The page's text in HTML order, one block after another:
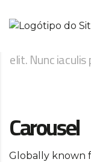
elit. Nunc
Carousel
Globally known